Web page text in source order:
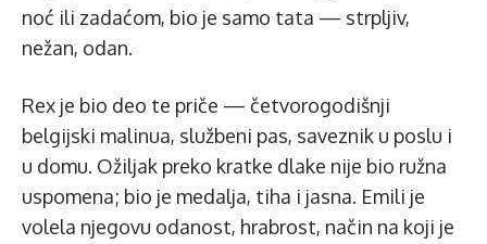
noć ili zadaćom, bio je samo tata — strpljiv,
nežan, odan.
Rex je bio deo te priče — četvorogodišnji
belgijski malinua, službeni pas, saveznik u poslu i
u domu. Ožiljak preko kratke dlake nije bio ružna
uspomena; bio je medalja, tiha i jasna. Emili je
volela njegovu odanost, hrabrost, način na koji je